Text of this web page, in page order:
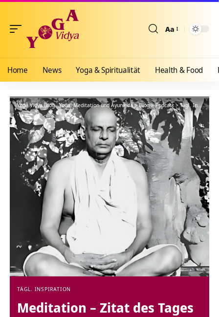
Aa
Home News Yoga & Spiritualität Health & Food
Yoga Vidya Blog - Yoga, Meditation und Ayurveda>Blog>Podcast>Tägl. Inspiration
TÄGL. INSPIRATION
Meditation – Zitat des Tages